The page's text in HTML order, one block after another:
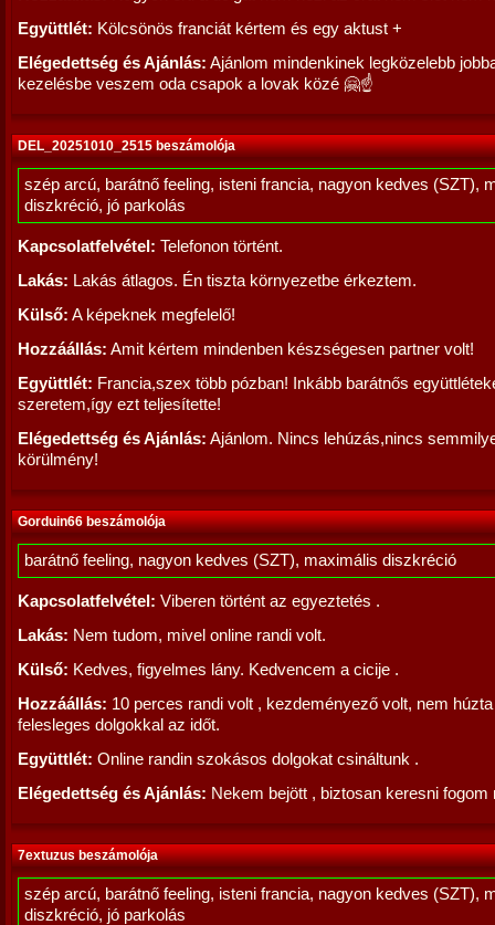
Együttlét: Kölcsönös franciát kértem és egy aktust +
Elégedettség és Ajánlás: Ajánlom mindenkinek legközelebb
kezelésbe veszem oda csapok a lovak közé 🤗☝️
DEL_20251010_2515 beszámolója
szép arcú, barátnő feeling, isteni francia, nagyon kedves (SZT),
diszkréció, jó parkolás
Kapcsolatfelvétel: Telefonon történt.
Lakás: Lakás átlagos. Én tiszta környezetbe érkeztem.
Külső: A képeknek megfelelő!
Hozzáállás: Amit kértem mindenben készségesen partner volt!
Együttlét: Francia,szex több pózban! Inkább barátnős
szeretem,így ezt teljesítette!
Elégedettség és Ajánlás: Ajánlom. Nincs lehúzás,nincs
körülmény!
Gorduin66 beszámolója
barátnő feeling, nagyon kedves (SZT), maximális diszkréció
Kapcsolatfelvétel: Viberen történt az egyeztetés .
Lakás: Nem tudom, mivel online randi volt.
Külső: Kedves, figyelmes lány. Kedvencem a cicije .
Hozzáállás: 10 perces randi volt , kezdeményező volt, nem húzta
felesleges dolgokkal az időt.
Együttlét: Online randin szokásos dolgokat csináltunk .
Elégedettség és Ajánlás: Nekem bejött , biztosan keresni fogom
7extuzus beszámolója
szép arcú, barátnő feeling, isteni francia, nagyon kedves (SZT),
diszkréció, jó parkolás